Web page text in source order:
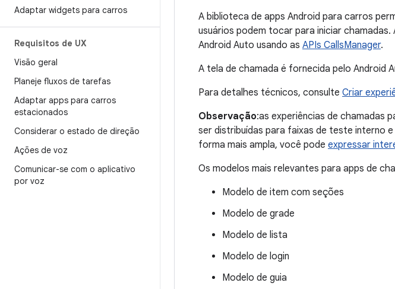
Adaptar widgets para carros
Requisitos de UX
Visão geral
Planeje fluxos de tarefas
Adaptar apps para carros
estacionados
Considerar o estado de direção
Ações de voz
Comunicar-se com o aplicativo
por voz
A biblioteca de apps Android para carros
usuários podem tocar para iniciar
Android Auto usando as APIs CallsManager.
A tela de chamada é fornecida pelo Android
Para detalhes técnicos, consulte Criar
Observação:as experiências de chamadas
ser distribuídas para faixas de teste interno
forma mais ampla, você pode expressar
Os modelos mais relevantes para apps de
Modelo de item com seções
Modelo de grade
Modelo de lista
Modelo de login
Modelo de guia